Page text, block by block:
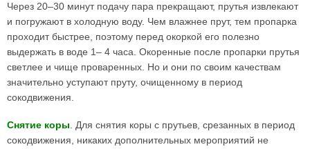
Через 20–30 минут подачу пара прекращают, прутья извлекают
и погружают в холодную воду. Чем влажнее прут, тем пропарка
проходит быстрее, поэтому перед окоркой его полезно
выдержать в воде 1– 4 часа. Окоренные после пропарки прутья
светлее и чище проваренных. Но и они по своим качествам
значительно уступают пруту, очищенному в период
сокодвижения.
Снятие коры . Для снятия коры с прутьев, срезанных в период
сокодвижения, никаких дополнительных мероприятий не